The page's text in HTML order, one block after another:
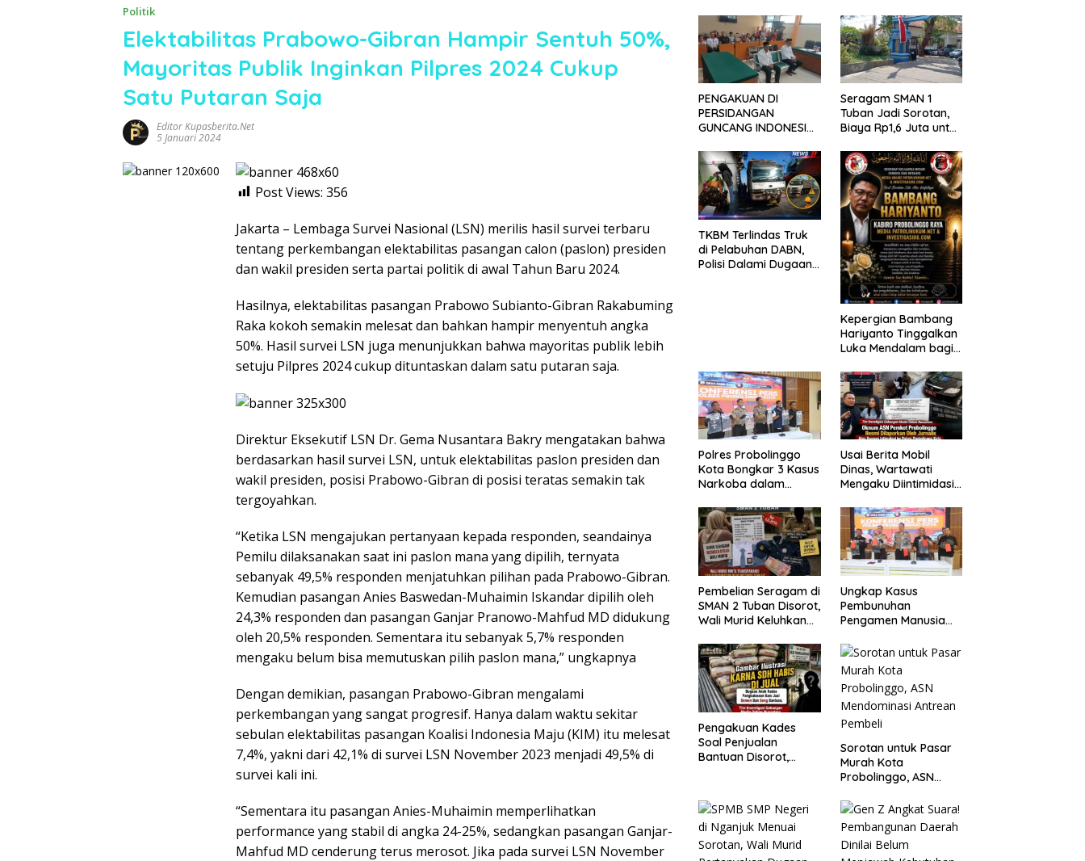
Politik
Elektabilitas Prabowo-Gibran Hampir Sentuh 50%,
Mayoritas Publik Inginkan Pilpres 2024 Cukup
Satu Putaran Saja
Editor Kupasberita.net
5 Januari 2024
Post Views: 356
Jakarta – Lembaga Survei Nasional (LSN) merilis hasil survei terbaru
tentang perkembangan elektabilitas pasangan calon (paslon) presiden
dan wakil presiden serta partai politik di awal Tahun Baru 2024.
Hasilnya, elektabilitas pasangan Prabowo Subianto-Gibran Rakabuming
Raka kokoh semakin melesat dan bahkan hampir menyentuh angka
50%. Hasil survei LSN juga menunjukkan bahwa mayoritas publik lebih
setuju Pilpres 2024 cukup dituntaskan dalam satu putaran saja.
Direktur Eksekutif LSN Dr. Gema Nusantara Bakry mengatakan bahwa
berdasarkan hasil survei LSN, untuk elektabilitas paslon presiden dan
wakil presiden, posisi Prabowo-Gibran di posisi teratas semakin tak
tergoyahkan.
“Ketika LSN mengajukan pertanyaan kepada responden, seandainya
Pemilu dilaksanakan saat ini paslon mana yang dipilih, ternyata
sebanyak 49,5% responden menjatuhkan pilihan pada Prabowo-Gibran.
Kemudian pasangan Anies Baswedan-Muhaimin Iskandar dipilih oleh
24,3% responden dan pasangan Ganjar Pranowo-Mahfud MD didukung
oleh 20,5% responden. Sementara itu sebanyak 5,7% responden
mengaku belum bisa memutuskan pilih paslon mana,” ungkapnya
Dengan demikian, pasangan Prabowo-Gibran mengalami
perkembangan yang sangat progresif. Hanya dalam waktu sekitar
sebulan elektabilitas pasangan Koalisi Indonesia Maju (KIM) itu melesat
7,4%, yakni dari 42,1% di survei LSN November 2023 menjadi 49,5% di
survei kali ini.
“Sementara itu pasangan Anies-Muhaimin memperlihatkan
performance yang stabil di angka 24-25%, sedangkan pasangan Ganjar-
Mahfud MD cenderung terus merosot. Jika pada survei LSN November
PENGAKUAN DI
PERSIDANGAN
GUNCANG INDONESIA!
DITUNDA, KELUARGA
KORBAN MENGAMUK
DI PN MALANG
Seragam SMAN 1
Tuban Jadi Sorotan,
Biaya Rp1,6 Juta untuk
2026
TKBM Terlindas Truk
di Pelabuhan DABN,
Polisi Dalami Dugaan
Kepergian Bambang
Hariyanto Tinggalkan
Luka Mendalam bagi
Patrolihukum.net
Polres Probolinggo
Kota Bongkar 3 Kasus
Narkoba dalam
Sabu Disita
Usai Berita Mobil
Dinas, Wartawati
Mengaku Diintimidasi
Pemkot Probolinggo
dan Tempuh Jalur
Hukum
Pembelian Seragam di
SMAN 2 Tuban Disorot,
Wali Murid Keluhkan
Juta
Ungkap Kasus
Pembunuhan
Pengamen Manusia
Probolinggo Kota
Tangkap Dua Pelaku
Pengakuan Kades
Soal Penjualan
Bantuan Disorot,
Sorotan untuk Pasar
Murah Kota
Probolinggo, ASN
Pembeli